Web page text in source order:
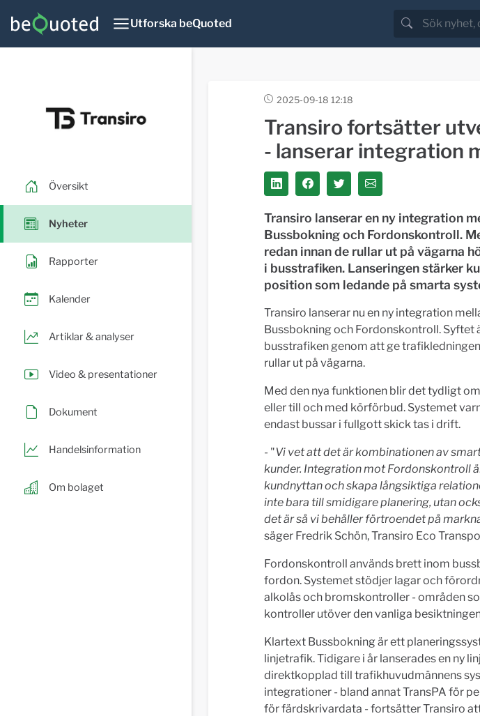
Utforska beQuoted
Översikt
Nyheter
Rapporter
Kalender
Artiklar & analyser
Video & presentationer
Dokument
Handelsinformation
Om bolaget
2025-09-18 12:18
Transiro fortsätter
- lanserar integration
Transiro lanserar en ny integration
Bussbokning och Fordonskontroll.
redan innan de rullar ut på vägarna
i busstrafiken. Lanseringen stärker
position som ledande på smarta
Transiro lanserar nu en ny integration
Bussbokning och Fordonskontroll. Syftet
busstrafiken genom att ge
rullar ut på vägarna.
Med den nya funktionen blir det tydligt
eller till och med körförbud. Systemet
endast bussar i fullgott skick tas i drift.
- "Vi vet att det är kombinationen av
kunder. Integration mot Fordonskontroll
kundnyttan och skapa långsiktiga
inte bara till smidigare planering, utan
det är så vi behåller förtroendet på
säger Fredrik Schön, Transiro Eco
Fordonskontroll används brett inom
fordon. Systemet stödjer lagar och
alkolås och bromskontroller - områden
kontroller utöver den vanliga
Klartext Bussbokning är ett
linjetrafik. Tidigare i år lanserades en ny
direktkopplad till trafikhuvudmännens
integrationer - bland annat TransPA för
för färdskrivardata - fortsätter Transiro